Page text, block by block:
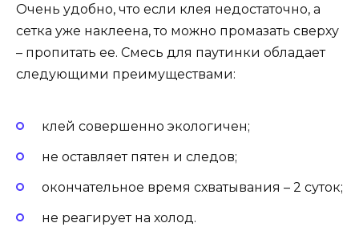
Очень удобно, что если клея недостаточно, а
сетка уже наклеена, то можно промазать сверху
– пропитать ее. Смесь для паутинки обладает
следующими преимуществами:
клей совершенно экологичен;
не оставляет пятен и следов;
окончательное время схватывания – 2 суток;
не реагирует на холод.